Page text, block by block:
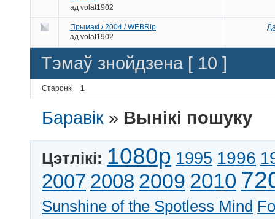
ад volat1902
Прымакі / 2004 / WEBRip
ад volat1902
Тэмаў знойдзена [ 10 ]
Старонкі 1
Баравік » Вынікі пошуку
Цэтлікі: 1080p 1995 1996
2007 2008 2009 2010
Sunshine of the Spotless Mind